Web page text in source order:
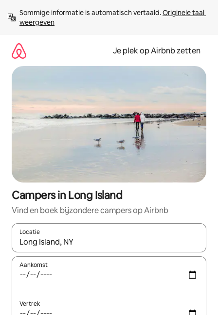
direct
naar
Sommige informatie is automatisch vertaald. Originele taal
weergeven
Je plek op Airbnb zetten
Campers in Long Island
Vind en boek bijzondere campers op Airbnb
Locatie
Wanneer er resultaten beschikbaar zijn, maak je een keuze
Aankomst
Vertrek